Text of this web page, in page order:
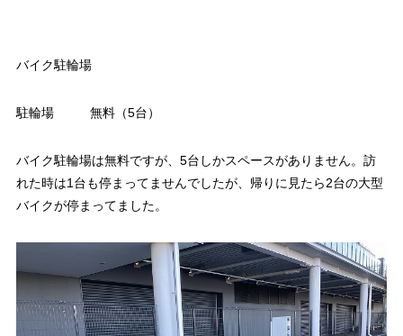
バイク駐輪場
駐輪場 無料（5台）
バイク駐輪場は無料ですが、5台しかスペースがありません。訪
れた時は1台も停まってませんでしたが、帰りに見たら2台の大型
バイクが停まってました。